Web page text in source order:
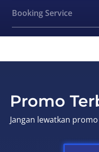
Booking Service
Promo
Jangan lewatkan